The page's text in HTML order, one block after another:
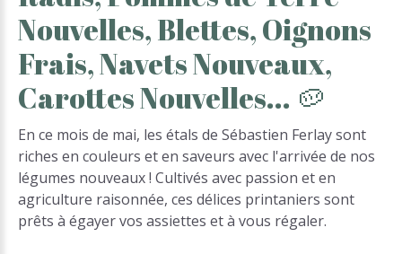
Nouvelles,Blettes,Oignons
Frais,NavetsNouveaux,
CarottesNouvelles... 🥔
En ce mois de mai, les étals de Sébastien Ferlay sont
riches en couleurs et en saveurs avec l'arrivée de nos
légumes nouveaux ! Cultivés avec passion et en
agriculture raisonnée, ces délices printaniers sont
prêts à égayer vos assiettes et à vous régaler.